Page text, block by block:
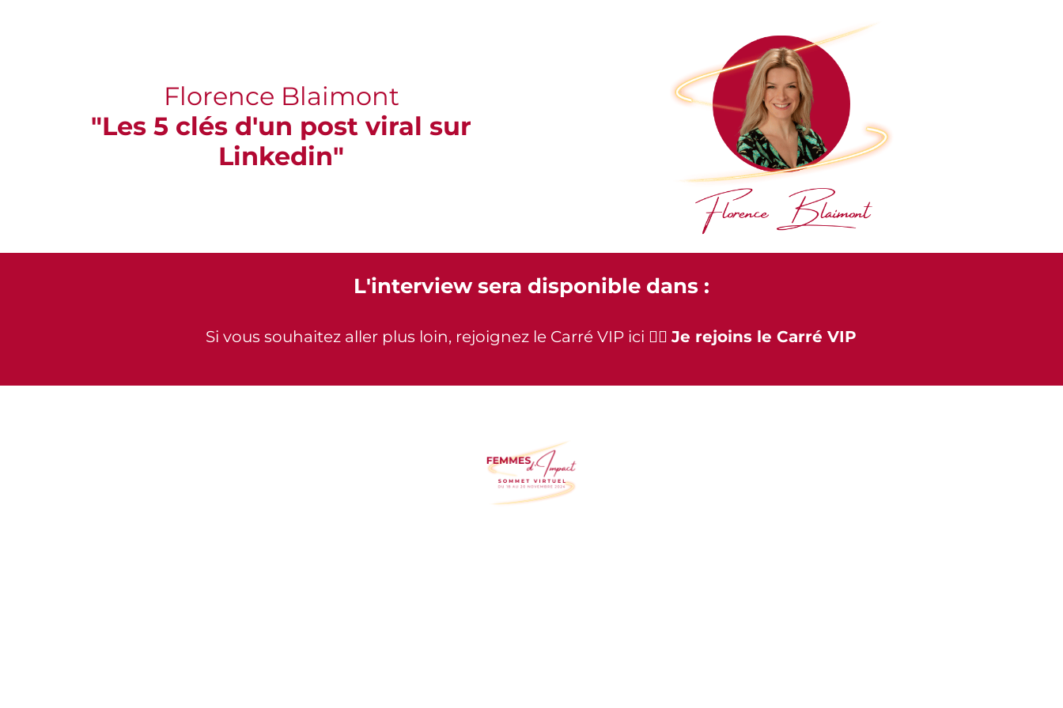
Florence Blaimont
"Les 5 clés d'un post viral sur
Linkedin"
L'interview sera disponible dans :
Si vous souhaitez aller plus loin, rejoignez le Carré VIP ici 👉🏻Je rejoins le Carré VIP